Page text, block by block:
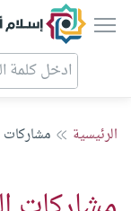
الرئيسية مشاركات